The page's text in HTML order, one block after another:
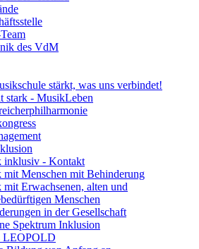
des VdM
stärkt, was uns verbindet!
stark - MusikLeben
inklusiv - Kontakt
mit Menschen mit Behinderung
Erwachsenen, alten und
Menschen
in der Gesellschaft
Spektrum Inklusion
LEOPOLD